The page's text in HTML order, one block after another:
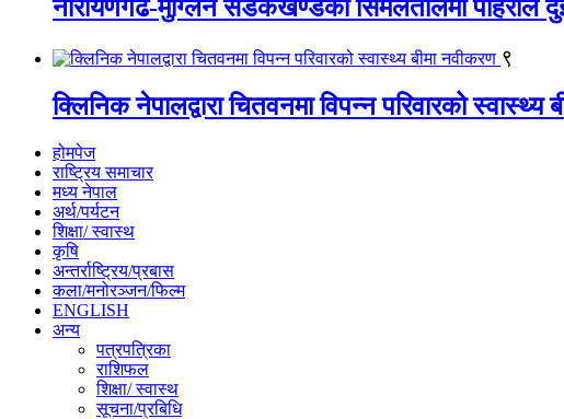
नारायणगढ-मुग्लिन सडकखण्डको सिमलतालमा पहिरोले
९
क्लिनिक नेपालद्वारा चितवनमा विपन्न परिवारको स्वास्थ्य
होमपेज
राष्ट्रिय समाचार
मध्य नेपाल
अर्थ/पर्यटन
शिक्षा/ स्वास्थ
कृषि
अन्तर्राष्ट्रिय/प्रबास
कला/मनोरञ्जन/फिल्म
ENGLISH
अन्य
पत्रपत्रिका
राशिफल
शिक्षा/ स्वास्थ
सूचना/प्रबिधि